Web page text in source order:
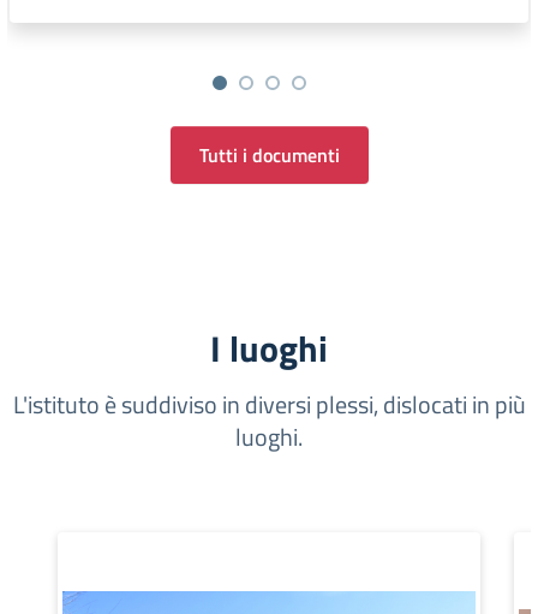
Tutti i documenti
I luoghi
L'istituto è suddiviso in diversi plessi, dislocati in più
luoghi.